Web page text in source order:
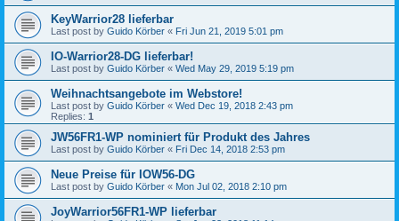
KeyWarrior28 lieferbar
Last post by Guido Körber « Fri Jun 21, 2019 5:01 pm
IO-Warrior28-DG lieferbar!
Last post by Guido Körber « Wed May 29, 2019 5:19 pm
Weihnachtsangebote im Webstore!
Last post by Guido Körber « Wed Dec 19, 2018 2:43 pm
Replies: 1
JW56FR1-WP nominiert für Produkt des Jahres
Last post by Guido Körber « Fri Dec 14, 2018 2:53 pm
Neue Preise für IOW56-DG
Last post by Guido Körber « Mon Jul 02, 2018 2:10 pm
JoyWarrior56FR1-WP lieferbar